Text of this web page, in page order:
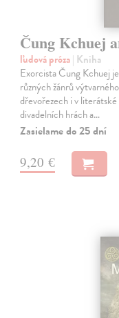
Čung Kchuej
ľudová próza| Kniha
Exorcista Čung Kchuej
různých žánrů
dřevořezech i v
divadelních hrách a…
Zasielame do 25 dní
9,20 €